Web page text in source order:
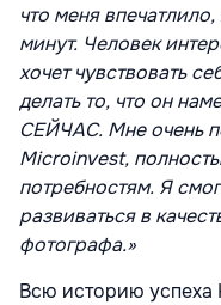
что меня
минут. Человек
хочет чувствовать
делать то, что он
СЕЙЧАС. Мне очень
Microinvest,
потребностям. Я
развиваться в
фотографа.»
Всю историю